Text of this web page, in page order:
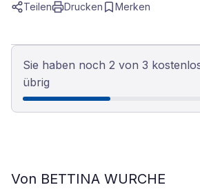
Teilen Drucken Merken
Sie haben noch 2 von 3
übrig
Von BETTINA WURCHE